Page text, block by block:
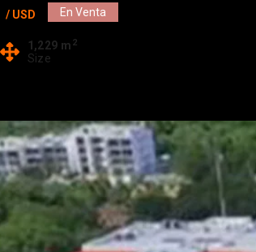
/ USD En Venta
1,229 m 2
Size